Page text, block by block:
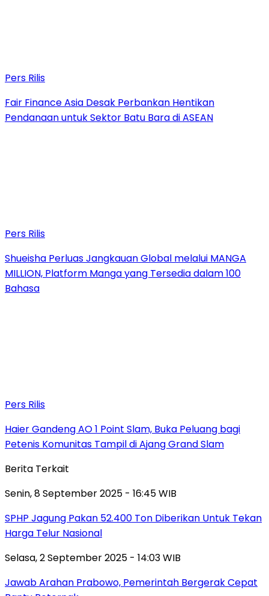
Pers Rilis
Fair Finance Asia Desak Perbankan Hentikan
Pendanaan untuk Sektor Batu Bara di ASEAN
Pers Rilis
Shueisha Perluas Jangkauan Global melalui MANGA
MILLION, Platform Manga yang Tersedia dalam 100
Bahasa
Pers Rilis
Haier Gandeng AO 1 Point Slam, Buka Peluang bagi
Petenis Komunitas Tampil di Ajang Grand Slam
Berita Terkait
Senin, 8 September 2025 - 16:45 WIB
SPHP Jagung Pakan 52.400 Ton Diberikan Untuk Tekan
Harga Telur Nasional
Selasa, 2 September 2025 - 14:03 WIB
Jawab Arahan Prabowo, Pemerintah Bergerak Cepat